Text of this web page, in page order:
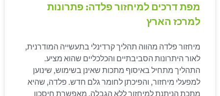
מפת דרכים למיחזור פלדה: פתרונות
למרכז הארץ
מיחזור פלדה מהווה תהליך קרדינלי בתעשייה המודרנית,
לאור היתרונות הסביבתיים והכלכליים שהוא מציע.
התהליך מתחיל באיסוף מתכות שאינן בשימוש, שינוען
למפעלי מיחזור, והפיכתן לחומר גלם חדש. פלדה, שהיא